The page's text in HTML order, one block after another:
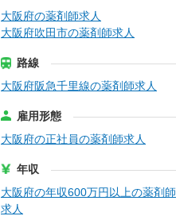
大阪府の薬剤師求人
大阪府吹田市の薬剤師求人
路線
大阪府阪急千里線の薬剤師求人
雇用形態
大阪府の正社員の薬剤師求人
年収
大阪府の年収600万円以上の薬剤師
求人